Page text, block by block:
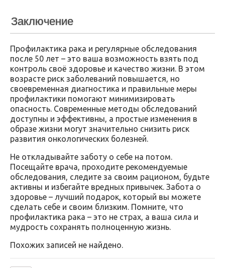
Заключение
Профилактика рака и регулярные обследования
после 50 лет – это ваша возможность взять под
контроль своё здоровье и качество жизни. В этом
возрасте риск заболеваний повышается, но
своевременная диагностика и правильные меры
профилактики помогают минимизировать
опасность. Современные методы обследований
доступны и эффективны, а простые изменения в
образе жизни могут значительно снизить риск
развития онкологических болезней.
Не откладывайте заботу о себе на потом.
Посещайте врача, проходите рекомендуемые
обследования, следите за своим рационом, будьте
активны и избегайте вредных привычек. Забота о
здоровье – лучший подарок, который вы можете
сделать себе и своим близким. Помните, что
профилактика рака – это не страх, а ваша сила и
мудрость сохранять полноценную жизнь.
Похожих записей не найдено.